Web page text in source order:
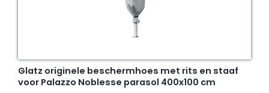
Glatz originele beschermhoes met rits en staaf
voor Palazzo Noblesse parasol 400x100 cm